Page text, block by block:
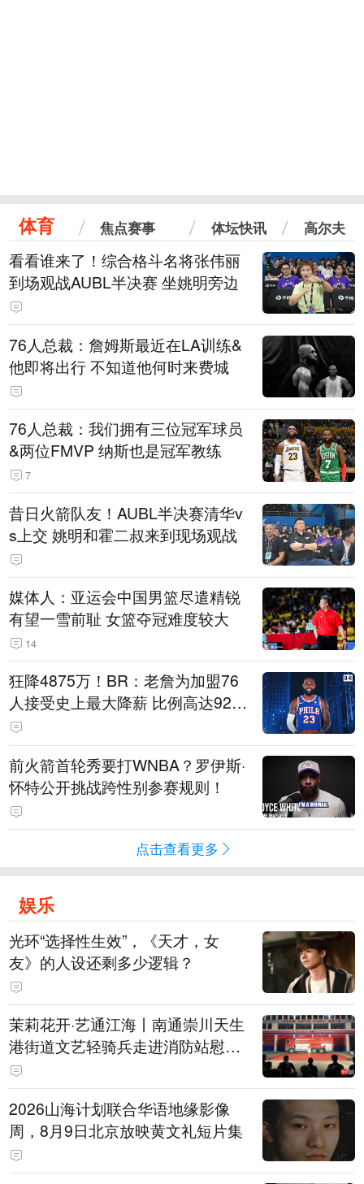
体育 焦点赛事 体坛快讯 高尔夫
看看谁来了！综合格斗名将张伟丽
到场观战AUBL半决赛 坐姚明旁边
76人总裁：詹姆斯最近在LA训练&
他即将出行 不知道他何时来费城
76人总裁：我们拥有三位冠军球员
&两位FMVP 纳斯也是冠军教练
7
昔日火箭队友！AUBL半决赛清华v
s上交 姚明和霍二叔来到现场观战
媒体人：亚运会中国男篮尽遣精锐
有望一雪前耻 女篮夺冠难度较大
14
狂降4875万！BR：老詹为加盟76
人接受史上最大降薪 比例高达92.
6%
前火箭首轮秀要打WNBA？罗伊斯·
怀特公开挑战跨性别参赛规则！
点击查看更多
娱乐
光环“选择性生效”，《天才，女
友》的人设还剩多少逻辑？
茉莉花开·艺通江海丨南通崇川天生
港街道文艺轻骑兵走进消防站慰问
火焰蓝
2026山海计划联合华语地缘影像
周，8月9日北京放映黄文礼短片集